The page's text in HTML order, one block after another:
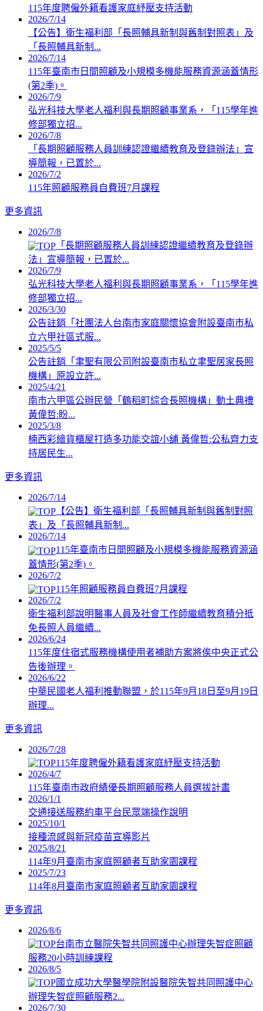
115年度聘僱外籍看護家庭紓壓支持活動
2026/7/14
【公告】衛生福利部「長照輔具新制與舊制對照表」及
「長照輔具新制...
2026/7/14
115年臺南市日間照顧及小規模多機能服務資源涵蓋情形
(第2季)。
2026/7/9
弘光科技大學老人福利與長期照顧事業系，「115學年進
修部獨立招...
2026/7/8
「長期照顧服務人員訓練認證繼續教育及登錄辦法」宣
導簡報，已置於...
2026/7/2
115年照顧服務員自費班7月課程
更多資訊
2026/7/8
「長期照顧服務人員訓練認證繼續教育及登錄辦
法」宣導簡報，已置於...
2026/7/9
弘光科技大學老人福利與長期照顧事業系，「115學年進
修部獨立招...
2026/3/30
公告註銷「社團法人台南市家庭關懷協會附設臺南市私
立六甲社區式服...
2025/5/5
公告註銷「聿聖有限公司附設臺南市私立聿聖居家長照
機構」原設立許...
2025/4/21
南市六甲區公辦民營「鶴稻町綜合長照機構」動土典禮
黃偉哲:盼...
2025/3/8
楠西彩繪貨櫃屋打造多功能交誼小舖 黃偉哲:公私齊力支
持居民生...
更多資訊
2026/7/14
【公告】衛生福利部「長照輔具新制與舊制對照
表」及「長照輔具新制...
2026/7/14
115年臺南市日間照顧及小規模多機能服務資源涵
蓋情形(第2季)。
2026/7/2
115年照顧服務員自費班7月課程
2026/7/2
衛生福利部說明醫事人員及社會工作師繼續教育積分抵
免長照人員繼續...
2026/6/24
115年度住宿式服務機構使用者補助方案將俟中央正式公
告後辦理。
2026/6/22
中華民國老人福利推動聯盟，於115年9月18日至9月19日
辦理...
更多資訊
2026/7/28
115年度聘僱外籍看護家庭紓壓支持活動
2026/4/7
115年臺南市政府績優長期照顧服務人員選拔計畫
2026/1/1
交通接送服務約車平台民眾端操作說明
2025/10/1
接種流感與新冠疫苗宣導影片
2025/8/21
114年9月臺南市家庭照顧者互助家園課程
2025/7/23
114年8月臺南市家庭照顧者互助家園課程
更多資訊
2026/8/6
台南市立醫院失智共同照護中心辦理失智症照顧
服務20小時訓練課程
2026/8/5
國立成功大學醫學院附設醫院失智共同照護中心
辦理失智症照顧服務2...
2026/7/30